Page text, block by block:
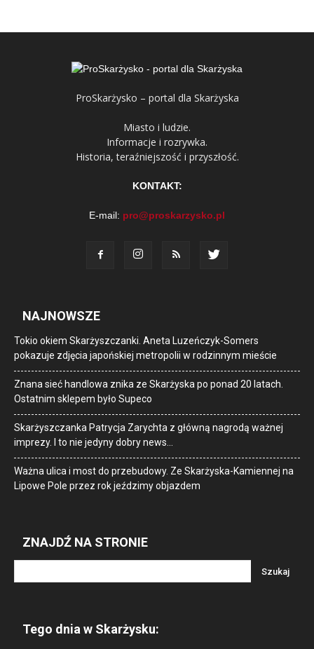
ProSkarżysko – portal dla Skarżyska
Miasto i ludzie.
Informacje i rozrywka.
Historia, teraźniejszość i przyszłość.
KONTAKT:
E-mail: pro@proskarzysko.pl
NAJNOWSZE
Tokio okiem Skarżyszczanki. Aneta Luzeńczyk-Somers
pokazuje zdjęcia japońskiej metropolii w rodzinnym mieście
Znana sieć handlowa znika ze Skarżyska po ponad 20 latach.
Ostatnim sklepem było Supeco
Skarżyszczanka Patrycja Zarychta z główną nagrodą ważnej
imprezy. I to nie jedyny dobry news…
Ważna ulica i most do przebudowy. Ze Skarżyska-Kamiennej na
Lipowe Pole przez rok jeździmy objazdem
ZNAJDŹ NA STRONIE
Tego dnia w Skarżysku: